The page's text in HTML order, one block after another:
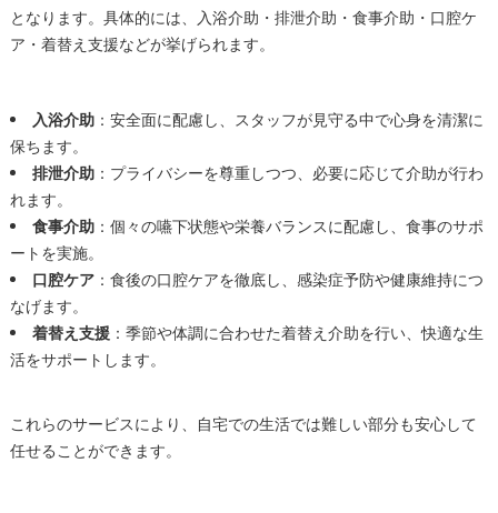
となります。具体的には、入浴介助・排泄介助・食事介助・口腔ケ
ア・着替え支援などが挙げられます。
入浴介助：安全面に配慮し、スタッフが見守る中で心身を清潔に
保ちます。
排泄介助：プライバシーを尊重しつつ、必要に応じて介助が行わ
れます。
食事介助：個々の嚥下状態や栄養バランスに配慮し、食事のサポ
ートを実施。
口腔ケア：食後の口腔ケアを徹底し、感染症予防や健康維持につ
なげます。
着替え支援：季節や体調に合わせた着替え介助を行い、快適な生
活をサポートします。
これらのサービスにより、自宅での生活では難しい部分も安心して
任せることができます。